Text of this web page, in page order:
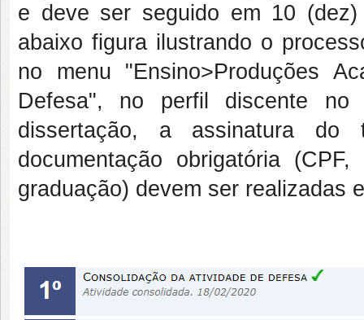
e deve ser seguido em 10
abaixo figura ilustrando o
no menu "Ensino>Produções
Defesa", no perfil discente
dissertação, a assinatura
documentação obrigatória
graduação) devem ser realizadas